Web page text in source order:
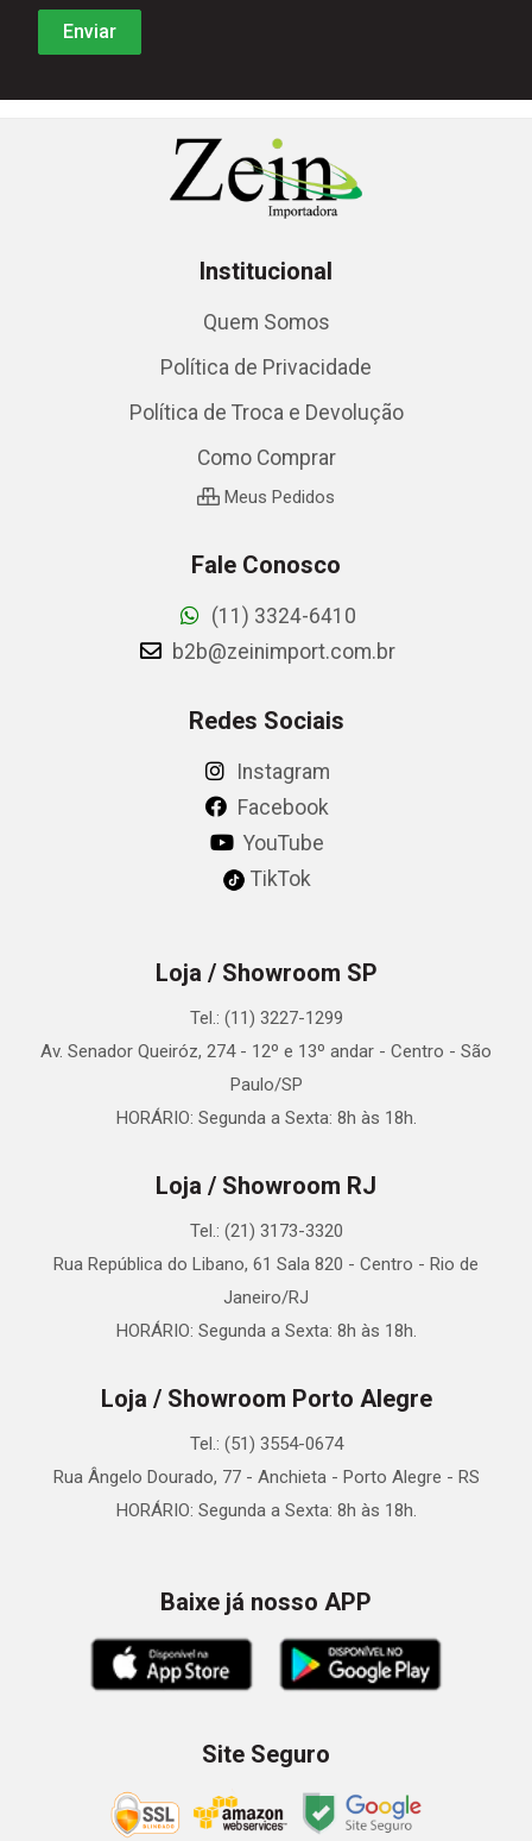
Institucional
Quem Somos
Política de Privacidade
Política de Troca e Devolução
Como Comprar
Meus Pedidos
Fale Conosco
(11) 3324-6410
b2b@zeinimport.com.br
Redes Sociais
Instagram
Facebook
YouTube
TikTok
Loja / Showroom SP
Tel.: (11) 3227-1299
Av. Senador Queiróz, 274 - 12º e 13º andar - Centro - São
Paulo/SP
HORÁRIO: Segunda a Sexta: 8h às 18h.
Loja / Showroom RJ
Tel.: (21) 3173-3320
Rua República do Libano, 61 Sala 820 - Centro - Rio de
Janeiro/RJ
HORÁRIO: Segunda a Sexta: 8h às 18h.
Loja / Showroom Porto Alegre
Tel.: (51) 3554-0674
Rua Ângelo Dourado, 77 - Anchieta - Porto Alegre - RS
HORÁRIO: Segunda a Sexta: 8h às 18h.
Baixe já nosso APP
Site Seguro